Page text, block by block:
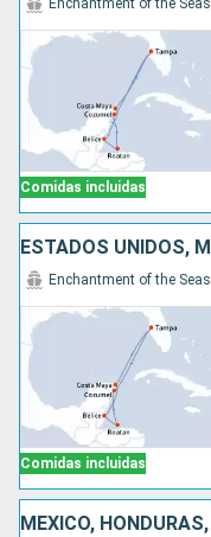
Comidas incluidas
Enchantment of the Seas
Comidas incluidas
Enchantment of the Seas